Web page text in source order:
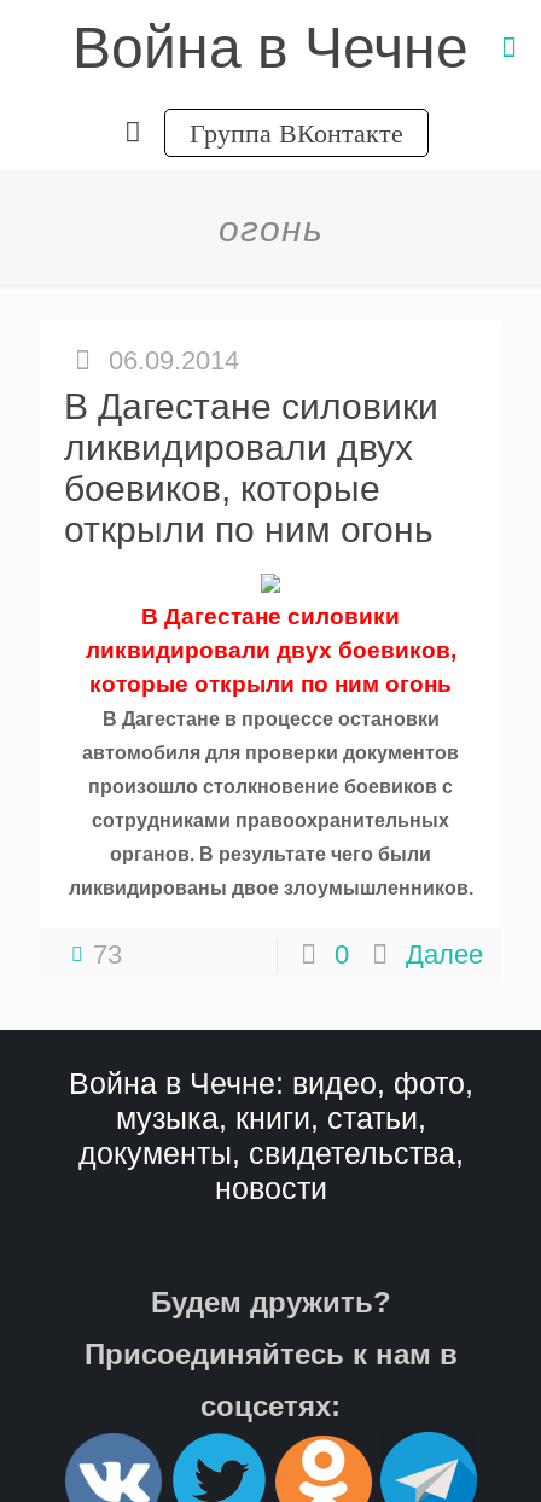
Война в Чечне
Группа ВКонтакте
огонь
06.09.2014
В Дагестане силовики
ликвидировали двух
боевиков, которые
открыли по ним огонь
В Дагестане силовики
ликвидировали двух боевиков,
которые открыли по ним огонь
В Дагестане в процессе остановки
автомобиля для проверки документов
произошло столкновение боевиков с
сотрудниками правоохранительных
органов. В результате чего были
ликвидированы двое злоумышленников.
73 0 Далее
Война в Чечне: видео, фото,
музыка, книги, статьи,
документы, свидетельства,
новости
Будем дружить?
Присоединяйтесь к нам в
соцсетях: